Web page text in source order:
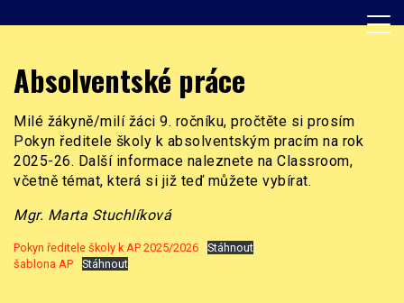
to
ZŠ Burešova
Absolventské práce
Milé žákyně/milí žáci 9. ročníku, pročtěte si prosím
Pokyn ředitele školy k absolventským pracím na rok
2025-26. Další informace naleznete na Classroom,
včetně témat, která si již teď můžete vybírat.
Mgr. Marta Stuchlíková
Pokyn ředitele školy k AP 2025/2026
Stáhnout
šablona AP
Stáhnout